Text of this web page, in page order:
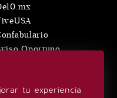
tu experiencia
Oportuno